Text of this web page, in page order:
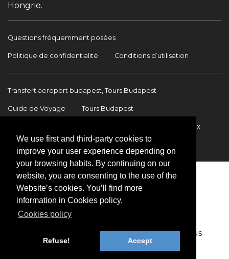
We use first and third-party cookies to
improve your user experience depending on
your browsing habits. By continuing on our
website, you are consenting to the use of the
Website’s cookies. You’ll find more
information in Cookies policy.
Cookies policy
Refuse! Accept
Hongrie.
Questions fréquemment posées
Politique de confidentialité Conditions d’utilisation
Transfert aeroport budapest, Tours Budapest
Guide de Voyage Tours Budapest
Transferts internationaux
Copyright © 2009-2026 BookinBudapest | Tous
droits réservés